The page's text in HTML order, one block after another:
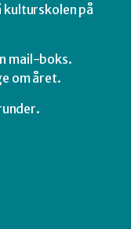
kulturskolen på
mail-boks.
om året.